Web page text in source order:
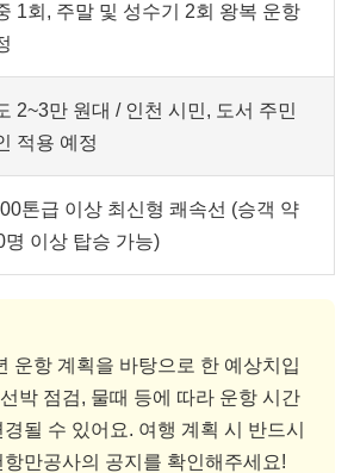
1회, 주말 및 성수기 2회 왕복 운항
2~3만 원대 / 인천 시민, 도서 주민
적용 예정
톤급 이상 최신형 쾌속선 (승객 약
명 이상 탑승 가능)
운항 계획을 바탕으로 한 예상치입
박 점검, 물때 등에 따라 운항 시간
될 수 있어요. 여행 계획 시 반드시
만공사의 공지를 확인해주세요!